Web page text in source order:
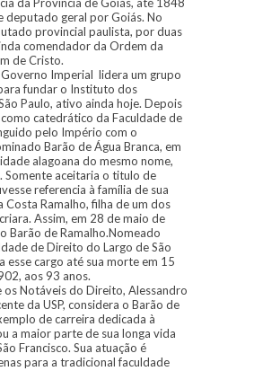
da Província de Goiás, até 1848
deputado geral por Goiás. No
provincial paulista, por duas
comendador da Ordem da
de Cristo.
Imperial lidera um grupo
fundar o Instituto dos
Paulo, ativo ainda hoje. Depois
catedrático da Faculdade de
pelo Império com o
Barão de Água Branca, em
alagoana do mesmo nome,
Somente aceitaria o titulo de
referencia à família de sua
Costa Ramalho, filha de um dos
Assim, em 28 de maio de
Barão de Ramalho.Nomeado
de Direito do Largo de São
esse cargo até sua morte em 15
aos 93 anos.
os Notáveis do Direito, Alessandro
da USP, considera o Barão de
de carreira dedicada à
a maior parte de sua longa vida
Francisco. Sua atuação é
para a tradicional faculdade